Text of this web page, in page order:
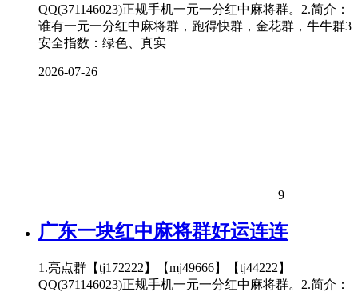
QQ(371146023)正规手机一元一分红中麻将群。2.简介：
谁有一元一分红中麻将群，跑得快群，金花群，牛牛群3
安全指数：绿色、真实
2026-07-26
9
广东一块红中麻将群好运连连
1.亮点群【tj172222】【mj49666】【tj44222】
QQ(371146023)正规手机一元一分红中麻将群。2.简介：